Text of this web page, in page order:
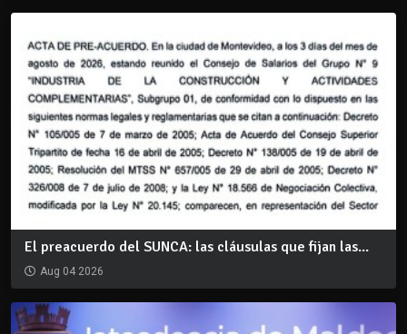
El preacuerdo del SUNCA: las cláusulas que fijan las...
Aug 04 2026